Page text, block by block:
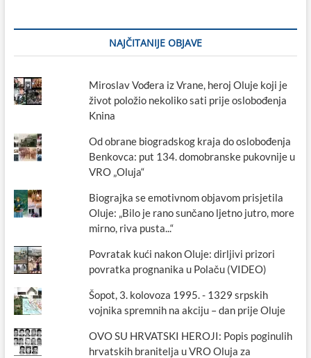
NAJČITANIJE OBJAVE
Miroslav Vođera iz Vrane, heroj Oluje koji je
život položio nekoliko sati prije oslobođenja
Knina
Od obrane biogradskog kraja do oslobođenja
Benkovca: put 134. domobranske pukovnije u
VRO „Oluja“
Biograjka se emotivnom objavom prisjetila
Oluje: „Bilo je rano sunčano ljetno jutro, more
mirno, riva pusta...“
Povratak kući nakon Oluje: dirljivi prizori
povratka prognanika u Polaču (VIDEO)
Šopot, 3. kolovoza 1995. - 1329 srpskih
vojnika spremnih na akciju – dan prije Oluje
OVO SU HRVATSKI HEROJI: Popis poginulih
hrvatskih branitelja u VRO Oluja za